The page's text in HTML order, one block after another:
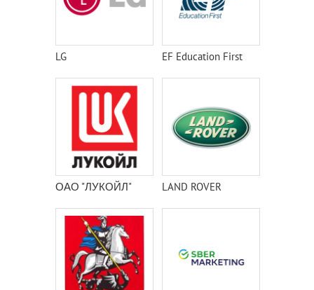
LG EF Education First
ОАО "ЛУКОЙЛ" LAND ROVER